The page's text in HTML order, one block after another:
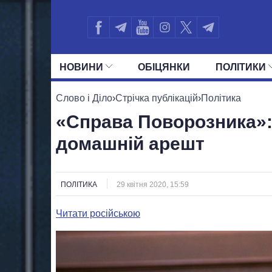
НОВИНИ ОБIЦЯНКИ ПОЛIТИКИ
УСІ ПОЛІТИКИ ПРЕЗИДЕНТ І ОФІС
Слово і Діло›Стрічка публікацій›Політика
«Справа
домашній арешт
ПОЛІТИКА 29 квітня 2020, 15:59
Читати російською